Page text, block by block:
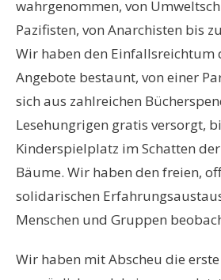
wahrgenommen, von
Pazifisten, von Anarchisten bis
Wir haben den Einfallsreichtum
Angebote bestaunt, von einer
sich aus zahlreichen
Lesehungrigen gratis versorgt,
Kinderspielplatz im Schatten
Bäume. Wir haben den freien,
solidarischen
Menschen und Gruppen
Wir haben mit Abscheu die